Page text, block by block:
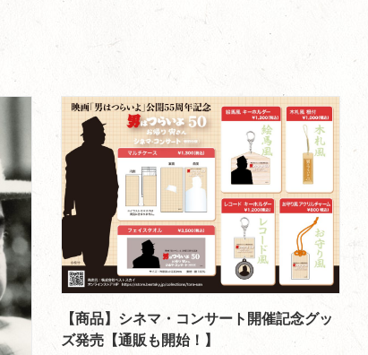
【商品】シネマ・コンサート開催記念グッ
ズ発売【通販も開始！】